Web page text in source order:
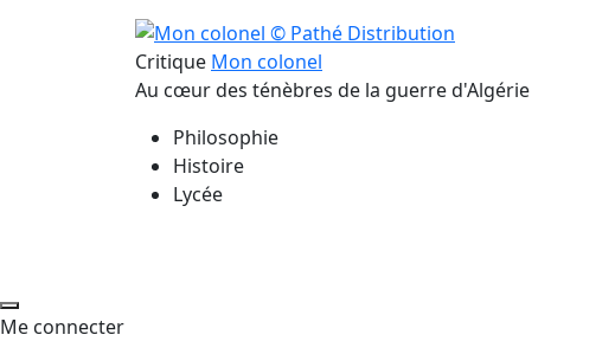
Critique Mon colonel
Au cœur des ténèbres de la guerre d'Algérie
Philosophie
Histoire
Lycée
Me connecter